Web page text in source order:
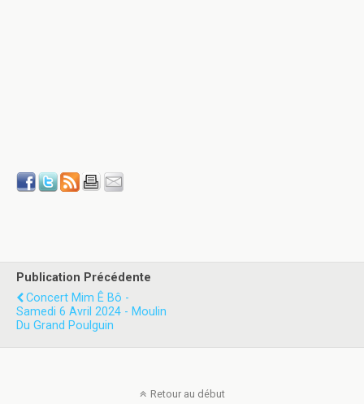
Publication Précédente
Concert Mim Ê Bô -
Samedi 6 Avril 2024 - Moulin
Du Grand Poulguin
Retour au début